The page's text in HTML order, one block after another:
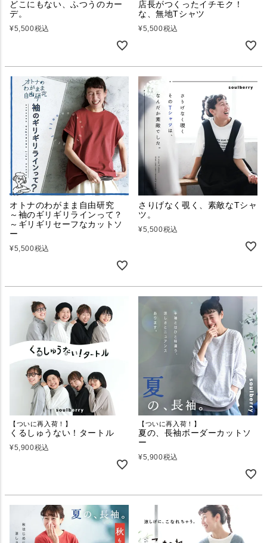
どこにもない、ふつうのカー
デ。
¥5,500税込
店長がつくったイチモク！
な、無地Tシャツ
¥5,500税込
オトナのわがまま自由研究
～袖のギリギリラインって？
～ギリギリセーフなカットソ
ー
¥5,500税込
さりげなく覗く、素敵なTシャ
ツ。
¥5,500税込
【ついに再入荷！】
くるしゅうない！タートル
¥5,900税込
【ついに再入荷！】
夏の、長袖ボーダーカットソ
ー
¥5,900税込